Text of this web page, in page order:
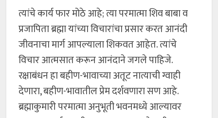
त्यांचे कार्य फार मोठे आहे; त्या परमात्मा शिव बाबा व
प्रजापिता ब्रह्मा यांच्या विचारांचा प्रसार करत आनंदी
जीवनाचा मार्ग आपल्याला शिकवत आहेत. त्यांचे
विचार आत्मसात करून आनंदाने जगले पाहिजे.
रक्षाबंधन हा बहीण-भावाच्या अतूट नात्याची ग्वाही
देणारा, बहीण-भावातील प्रेम दर्शवणारा सण आहे.
ब्रह्माकुमारी परमात्मा अनुभूती भवनमध्ये आल्यावर